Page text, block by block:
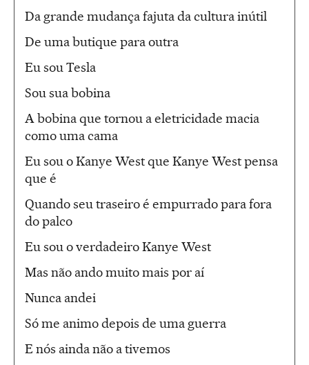
Da grande mudança fajuta da cultura inútil
De uma butique para outra
Eu sou Tesla
Sou sua bobina
A bobina que tornou a eletricidade macia
como uma cama
Eu sou o Kanye West que Kanye West pensa
que é
Quando seu traseiro é empurrado para fora
do palco
Eu sou o verdadeiro Kanye West
Mas não ando muito mais por aí
Nunca andei
Só me animo depois de uma guerra
E nós ainda não a tivemos